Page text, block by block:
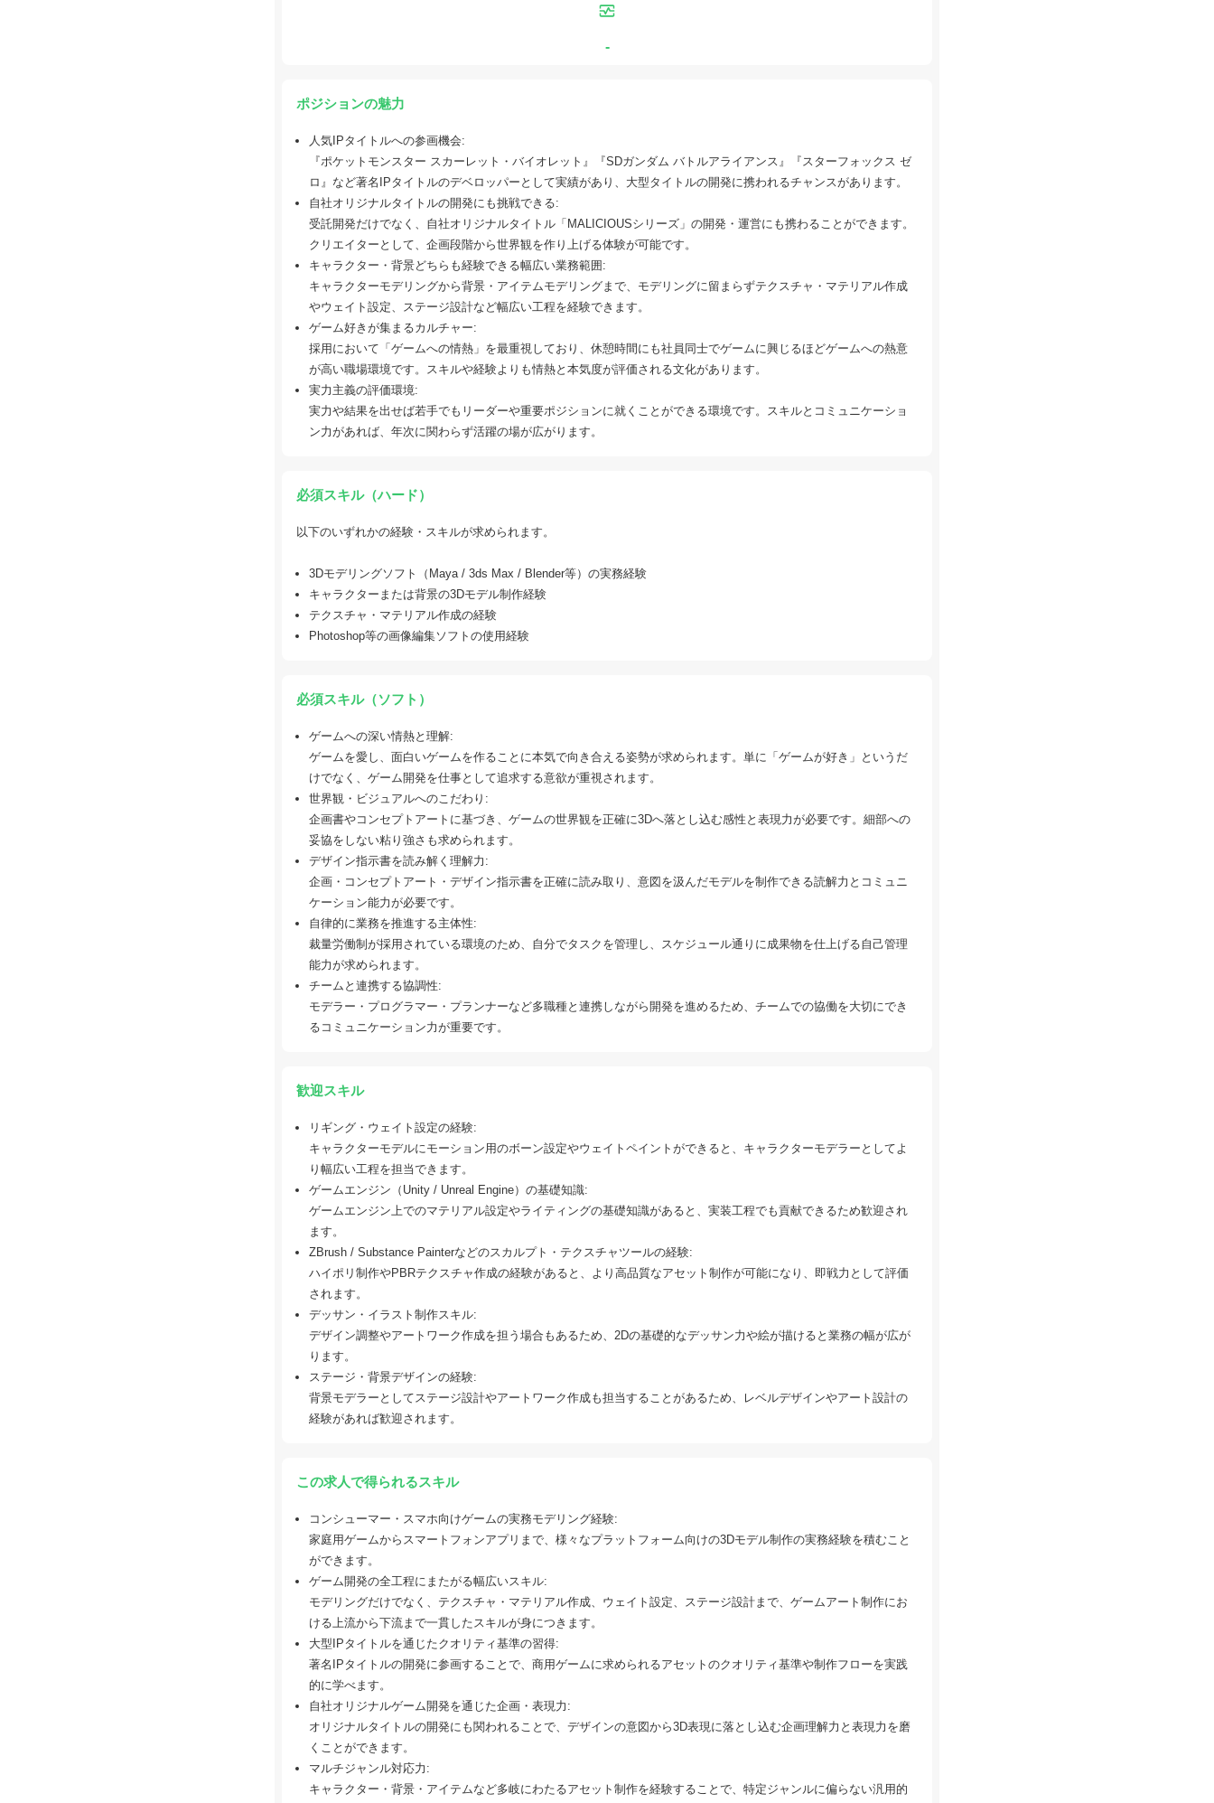
-
ポジションの魅力
人気IPタイトルへの参画機会:
『ポケットモンスター スカーレット・バイオレット』『SDガンダム バトルアライアンス』『スターフォックス ゼ
ロ』など著名IPタイトルのデベロッパーとして実績があり、大型タイトルの開発に携われるチャンスがあります。
自社オリジナルタイトルの開発にも挑戦できる:
受託開発だけでなく、自社オリジナルタイトル「MALICIOUSシリーズ」の開発・運営にも携わることができます。
クリエイターとして、企画段階から世界観を作り上げる体験が可能です。
キャラクター・背景どちらも経験できる幅広い業務範囲:
キャラクターモデリングから背景・アイテムモデリングまで、モデリングに留まらずテクスチャ・マテリアル作成
やウェイト設定、ステージ設計など幅広い工程を経験できます。
ゲーム好きが集まるカルチャー:
採用において「ゲームへの情熱」を最重視しており、休憩時間にも社員同士でゲームに興じるほどゲームへの熱意
が高い職場環境です。スキルや経験よりも情熱と本気度が評価される文化があります。
実力主義の評価環境:
実力や結果を出せば若手でもリーダーや重要ポジションに就くことができる環境です。スキルとコミュニケーショ
ン力があれば、年次に関わらず活躍の場が広がります。
必須スキル（ハード）
以下のいずれかの経験・スキルが求められます。
3Dモデリングソフト（Maya / 3ds Max / Blender等）の実務経験
キャラクターまたは背景の3Dモデル制作経験
テクスチャ・マテリアル作成の経験
Photoshop等の画像編集ソフトの使用経験
必須スキル（ソフト）
ゲームへの深い情熱と理解:
ゲームを愛し、面白いゲームを作ることに本気で向き合える姿勢が求められます。単に「ゲームが好き」というだ
けでなく、ゲーム開発を仕事として追求する意欲が重視されます。
世界観・ビジュアルへのこだわり:
企画書やコンセプトアートに基づき、ゲームの世界観を正確に3Dへ落とし込む感性と表現力が必要です。細部への
妥協をしない粘り強さも求められます。
デザイン指示書を読み解く理解力:
企画・コンセプトアート・デザイン指示書を正確に読み取り、意図を汲んだモデルを制作できる読解力とコミュニ
ケーション能力が必要です。
自律的に業務を推進する主体性:
裁量労働制が採用されている環境のため、自分でタスクを管理し、スケジュール通りに成果物を仕上げる自己管理
能力が求められます。
チームと連携する協調性:
モデラー・プログラマー・プランナーなど多職種と連携しながら開発を進めるため、チームでの協働を大切にでき
るコミュニケーション力が重要です。
歓迎スキル
リギング・ウェイト設定の経験:
キャラクターモデルにモーション用のボーン設定やウェイトペイントができると、キャラクターモデラーとしてよ
り幅広い工程を担当できます。
ゲームエンジン（Unity / Unreal Engine）の基礎知識:
ゲームエンジン上でのマテリアル設定やライティングの基礎知識があると、実装工程でも貢献できるため歓迎され
ます。
ZBrush / Substance Painterなどのスカルプト・テクスチャツールの経験:
ハイポリ制作やPBRテクスチャ作成の経験があると、より高品質なアセット制作が可能になり、即戦力として評価
されます。
デッサン・イラスト制作スキル:
デザイン調整やアートワーク作成を担う場合もあるため、2Dの基礎的なデッサン力や絵が描けると業務の幅が広が
ります。
ステージ・背景デザインの経験:
背景モデラーとしてステージ設計やアートワーク作成も担当することがあるため、レベルデザインやアート設計の
経験があれば歓迎されます。
この求人で得られるスキル
コンシューマー・スマホ向けゲームの実務モデリング経験:
家庭用ゲームからスマートフォンアプリまで、様々なプラットフォーム向けの3Dモデル制作の実務経験を積むこと
ができます。
ゲーム開発の全工程にまたがる幅広いスキル:
モデリングだけでなく、テクスチャ・マテリアル作成、ウェイト設定、ステージ設計まで、ゲームアート制作にお
ける上流から下流まで一貫したスキルが身につきます。
大型IPタイトルを通じたクオリティ基準の習得:
著名IPタイトルの開発に参画することで、商用ゲームに求められるアセットのクオリティ基準や制作フローを実践
的に学べます。
自社オリジナルゲーム開発を通じた企画・表現力:
オリジナルタイトルの開発にも関われることで、デザインの意図から3D表現に落とし込む企画理解力と表現力を磨
くことができます。
マルチジャンル対応力:
キャラクター・背景・アイテムなど多岐にわたるアセット制作を経験することで、特定ジャンルに偏らない汎用的